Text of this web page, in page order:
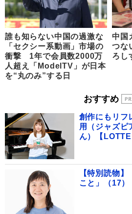
誰も知らない中国の過激な
「セクシー系動画」市場の
衝撃 1年で会員数2000万
人超え「ModelTV」が日本
を“丸のみ”する日
中国
つな
ろし
おすすめ
創作にもリフ
用（ジャズ
ん）【LOTTE
【特別読物
こと」（17